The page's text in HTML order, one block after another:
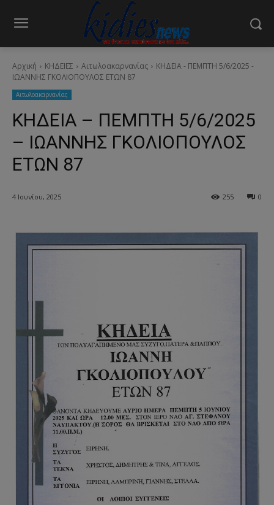
Αρχική ΚΗΔΕΙΕΣ Aιτωλοακαρνανίας
ΚΗΔΕΙΑ - ΠΕΜΠΤΗ 5/6/2025 -
ΙΩΑΝΝΗΣ ΓΚΟΛΙΟΠΟΥΛΟΣ ΕΤΩΝ 87
Aιτωλοακαρνανίας
ΚΗΔΕΙΑ – ΠΕΜΠΤΗ 5/6/2025
– ΙΩΑΝΝΗΣ ΓΚΟΛΙΟΠΟΥΛΟΣ
ΕΤΩΝ 87
4 Ιουνίου, 2025 0
255